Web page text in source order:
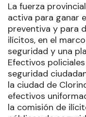
La fuerza
activa para ganar
preventiva y para
ilícitos, en el
seguridad y una
Efectivos
seguridad
la ciudad de
efectivos
la comisión de